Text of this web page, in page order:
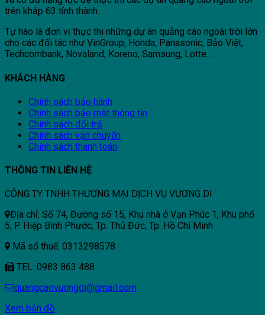
trên khắp 63 tỉnh thành.
Tự hào là đơn vị thực thi những dự án quảng cáo ngoài trời lớn
cho các đối tác như VinGroup, Honda, Panasonic, Bảo Việt,
Techcombank, Novaland, Koreno, Samsung, Lotte…
KHÁCH HÀNG
Chính sách bảo hành
Chính sách bảo mật thông tin
Chính sách đổi trả
Chính sách vận chuyển
Chính sách thanh toán
THÔNG TIN LIÊN HỆ
CÔNG TY TNHH THƯƠNG MẠI DỊCH VỤ VƯƠNG DI
Địa chỉ: Số 74, Đường số 15, Khu nhà ở Vạn Phúc 1, Khu phố
5, P. Hiệp Bình Phước, Tp. Thủ Đức, Tp. Hồ Chí Minh
Mã số thuế: 0313298578
TEL: 0983 863 488
quangcaovuongdi@gmail.com
Xem bản đồ